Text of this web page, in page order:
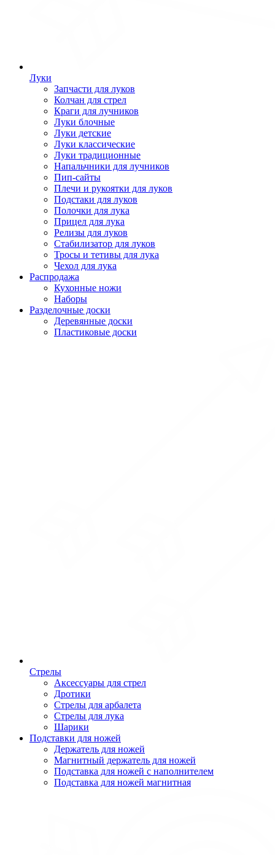
Луки
Запчасти для луков
Колчан для стрел
Краги для лучников
Луки блочные
Луки детские
Луки классические
Луки традиционные
Напальчники для лучников
Пип-сайты
Плечи и рукоятки для луков
Подстаки для луков
Полочки для лука
Прицел для лука
Релизы для луков
Стабилизатор для луков
Тросы и тетивы для лука
Чехол для лука
Распродажа
Кухонные ножи
Наборы
Разделочные доски
Деревянные доски
Пластиковые доски
Стрелы
Аксессуары для стрел
Дротики
Стрелы для арбалета
Стрелы для лука
Шарики
Подставки для ножей
Держатель для ножей
Магнитный держатель для ножей
Подставка для ножей с наполнителем
Подставка для ножей магнитная